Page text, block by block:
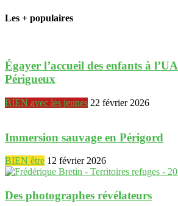
Les + populaires
Égayer l’accueil des enfants à
Périgueux
BIEN avec les jeunes 22 février 2026
Immersion sauvage en Périgord
BIEN être 12 février 2026
Des photographes révélateurs